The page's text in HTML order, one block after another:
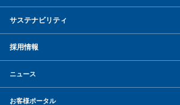
サステナビリティ
採用情報
ニュース
お客様ポータル